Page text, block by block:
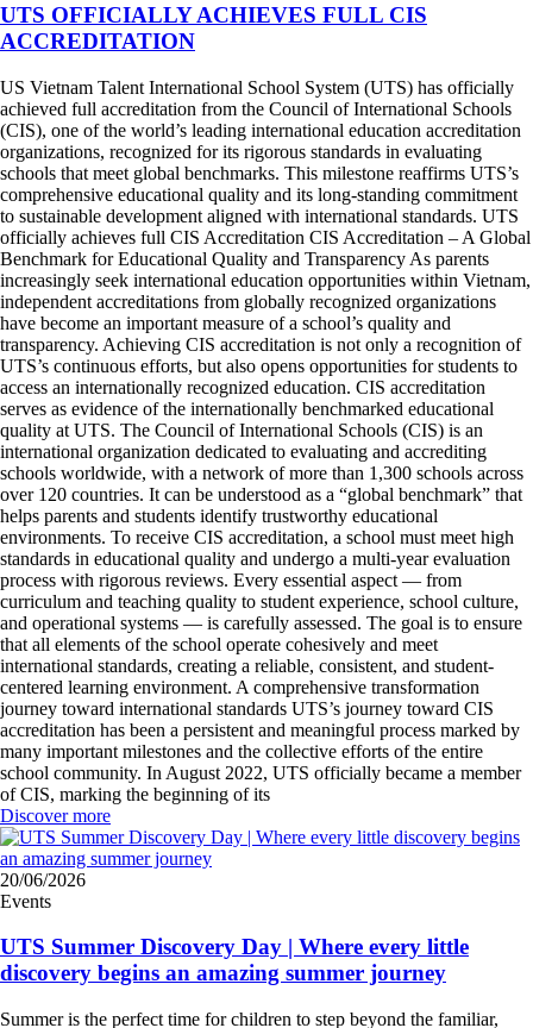
UTS OFFICIALLY ACHIEVES FULL CIS
ACCREDITATION
US Vietnam Talent International School System (UTS) has officially
achieved full accreditation from the Council of International Schools
(CIS), one of the world’s leading international education accreditation
organizations, recognized for its rigorous standards in evaluating
schools that meet global benchmarks. This milestone reaffirms UTS’s
comprehensive educational quality and its long-standing commitment
to sustainable development aligned with international standards. UTS
officially achieves full CIS Accreditation CIS Accreditation – A Global
Benchmark for Educational Quality and Transparency As parents
increasingly seek international education opportunities within Vietnam,
independent accreditations from globally recognized organizations
have become an important measure of a school’s quality and
transparency. Achieving CIS accreditation is not only a recognition of
UTS’s continuous efforts, but also opens opportunities for students to
access an internationally recognized education. CIS accreditation
serves as evidence of the internationally benchmarked educational
quality at UTS. The Council of International Schools (CIS) is an
international organization dedicated to evaluating and accrediting
schools worldwide, with a network of more than 1,300 schools across
over 120 countries. It can be understood as a “global benchmark” that
helps parents and students identify trustworthy educational
environments. To receive CIS accreditation, a school must meet high
standards in educational quality and undergo a multi-year evaluation
process with rigorous reviews. Every essential aspect — from
curriculum and teaching quality to student experience, school culture,
and operational systems — is carefully assessed. The goal is to ensure
that all elements of the school operate cohesively and meet
international standards, creating a reliable, consistent, and student-
centered learning environment. A comprehensive transformation
journey toward international standards UTS’s journey toward CIS
accreditation has been a persistent and meaningful process marked by
many important milestones and the collective efforts of the entire
school community. In August 2022, UTS officially became a member
of CIS, marking the beginning of its
Discover more
20/06/2026
Events
UTS Summer Discovery Day | Where every little
discovery begins an amazing summer journey
Summer is the perfect time for children to step beyond the familiar,